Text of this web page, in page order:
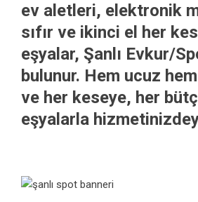
ev aletleri, elektronik
sıfır ve ikinci el her
eşyalar, Şanlı Evkur/
bulunur. Hem ucuz
ve her keseye, her
eşyalarla